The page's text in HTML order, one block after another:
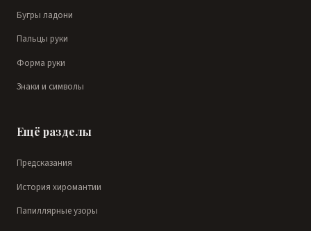
Бугры ладони
Пальцы руки
Форма руки
Знаки и символы
Ещё разделы
Предсказания
История хиромантии
Папиллярные узоры